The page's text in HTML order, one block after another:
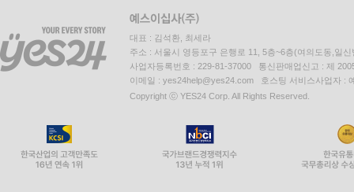
대표 : 김석환, 최세라
주소 : 서울시 영등포구 은행로 11, 5층~6층(여의도동,일신
사업자등록번호 : 229-81-37000 통신판매업신고 : 제
이메일 : yes24help@yes24.com 호스팅 서비스사업자 :
Copyright ⓒ YES24 Corp. All Rights Reserved.